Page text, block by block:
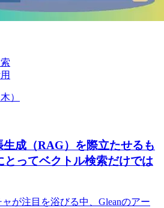
）
成（RAG）を際立たせるも
ってベクトル検索だけでは
が注目を浴びる中、Gleanのアー